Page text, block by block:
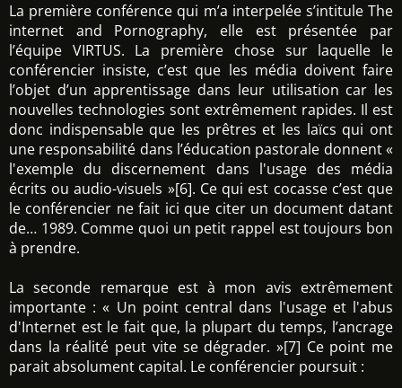
La première conférence qui m’a interpelée s’intitule The
internet and Pornography, elle est présentée par
l’équipe VIRTUS. La première chose sur laquelle le
conférencier insiste, c’est que les média doivent faire
l’objet d’un apprentissage dans leur utilisation car les
nouvelles technologies sont extrêmement rapides. Il est
donc indispensable que les prêtres et les laïcs qui ont
une responsabilité dans l’éducation pastorale donnent «
l'exemple du discernement dans l'usage des média
écrits ou audio-visuels »[6]. Ce qui est cocasse c’est que
le conférencier ne fait ici que citer un document datant
de… 1989. Comme quoi un petit rappel est toujours bon
à prendre.
La seconde remarque est à mon avis extrêmement
importante : « Un point central dans l'usage et l'abus
d'Internet est le fait que, la plupart du temps, l’ancrage
dans la réalité peut vite se dégrader. »[7] Ce point me
parait absolument capital. Le conférencier poursuit :